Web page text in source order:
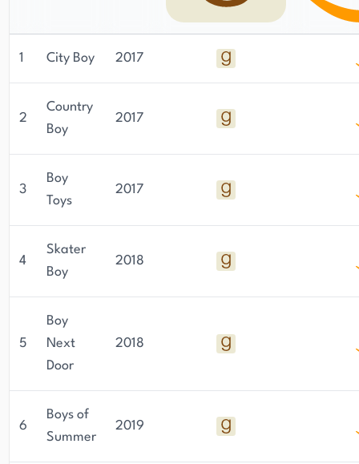
1 City Boy 2017
2
Country
Boy
2017
3
Boy
Toys
2017
4
Skater
Boy
2018
5
Boy
Next
Door
2018
6
Boys of
Summer
2019